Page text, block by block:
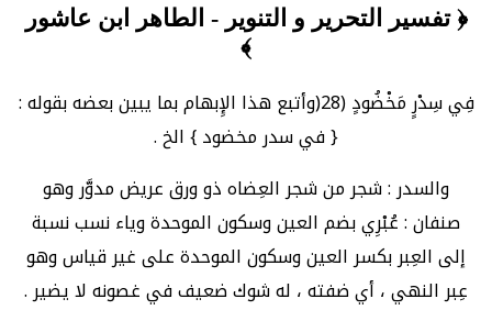
﴿ تفسير التحرير و التنوير - الطاهر ابن عاشور
﴾
فِي سِدْرٍ مَخْضُودٍ (28(وأتبع هذا الإِبهام بما يبين بعضه بقوله :
{ في سدر مخضود } الخ .
والسدر : شجر من شجر العِضاه ذو ورق عريض مدوَّر وهو
صنفان : عُبْرِي بضم العين وسكون الموحدة وياء نسب نسبة
إلى العِبر بكسر العين وسكون الموحدة على غير قياس وهو
عِبر النهي ، أي ضفته ، له شوك ضعيف في غصونه لا يضير .